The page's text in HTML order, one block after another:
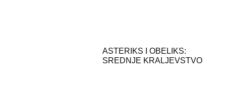
ASTERIKS I OBELIKS:
SREDNJE KRALJEVSTVO